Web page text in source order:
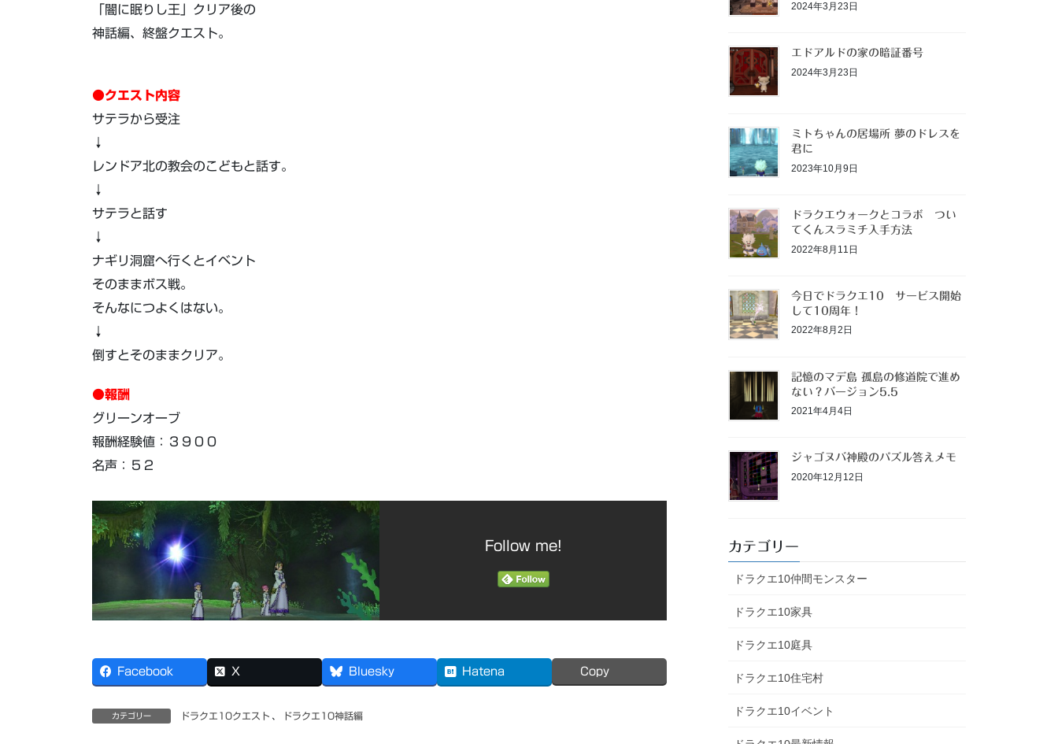
「闇に眠りし王」クリア後の
神話編、終盤クエスト。
●クエスト内容
サテラから受注
↓
レンドア北の教会のこどもと話す。
↓
サテラと話す
↓
ナギリ洞窟へ行くとイベント
そのままボス戦。
そんなにつよくはない。
↓
倒すとそのままクリア。
●報酬
グリーンオーブ
報酬経験値：３９００
名声：５２
Follow me!
Facebook X Bluesky Hatena Copy
カテゴリー ドラクエ10クエスト 、 ドラクエ10神話編
2024年3月23日
エドアルドの家の暗証番号
2024年3月23日
ミトちゃんの居場所 夢のドレスを
君に
2023年10月9日
ドラクエウォークとコラボ つい
てくんスラミチ入手方法
2022年8月11日
今日でドラクエ10 サービス開始
して10周年！
2022年8月2日
記憶のマデ島 孤島の修道院で進め
ない？バージョン5.5
2021年4月4日
ジャゴヌバ神殿のパズル答えメモ
2020年12月12日
カテゴリー
ドラクエ10仲間モンスター
ドラクエ10家具
ドラクエ10庭具
ドラクエ10住宅村
ドラクエ10イベント